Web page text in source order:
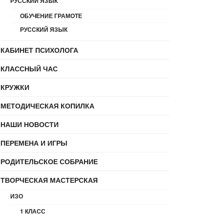
ОБУЧЕНИЕ ГРАМОТЕ
РУССКИЙ ЯЗЫК
КАБИНЕТ ПСИХОЛОГА
КЛАССНЫЙ ЧАС
КРУЖКИ
МЕТОДИЧЕСКАЯ КОПИЛКА
НАШИ НОВОСТИ
ПЕРЕМЕНА И ИГРЫ
РОДИТЕЛЬСКОЕ СОБРАНИЕ
ТВОРЧЕСКАЯ МАСТЕРСКАЯ
ИЗО
1 КЛАСС